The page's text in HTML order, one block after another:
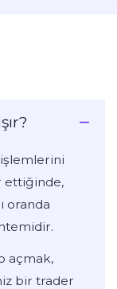
ettiğinde,
oranda
açmak,
bir trader